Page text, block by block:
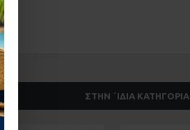
ΣΤΗΝ ΄ΙΔΙΑ ΚΑΤΗΓΟΡΊΑ